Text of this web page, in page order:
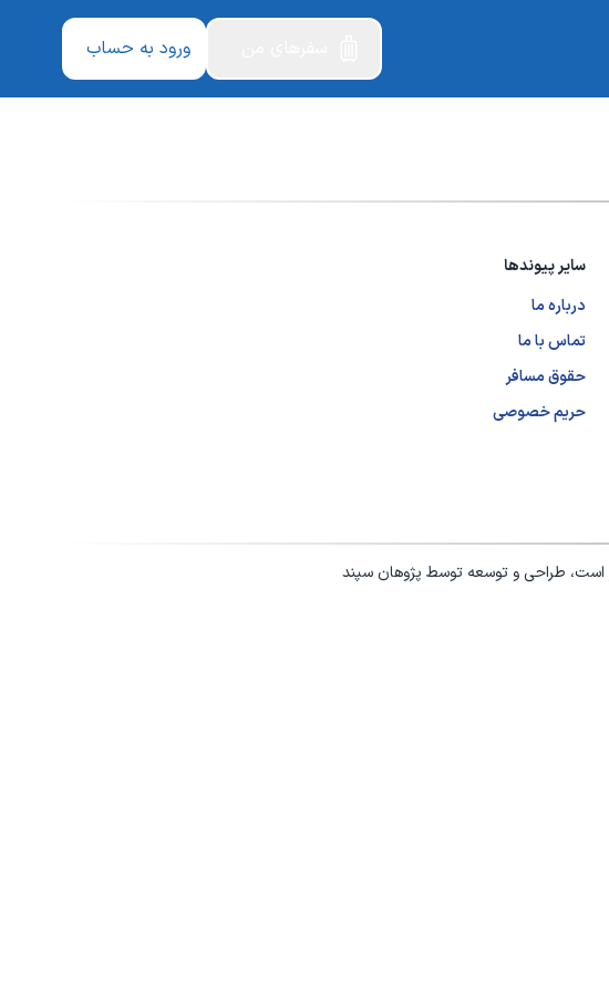
ورود به حساب
سایر پیوندها
درباره ما
تماس با ما
حقوق مسافر
حریم خصوصی
است، طراحی و توسعه توسط پژوهان سپند